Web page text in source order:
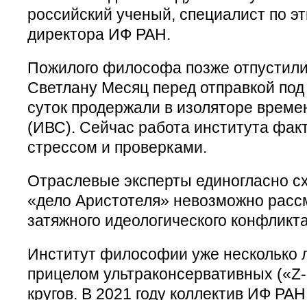
российский ученый, специалист по
директора ИФ РАН.
Пожилого философа позже
Светлану Месяц перед отправкой
суток продержали в изоляторе
(ИВС). Сейчас работа института
стрессом и проверками.
Отраслевые эксперты единогласно
«дело Аристотеля» невозможно
затяжного идеологического
Институт философии уже несколько
прицелом ультраконсервативных
кругов. В 2021 году коллектив ИФ